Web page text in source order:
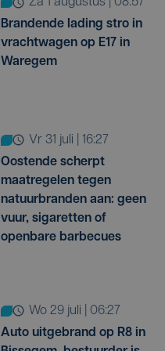
za 1 augustus | 08:57
Brandende lading stro in
vrachtwagen op E17 in
Waregem
vr 31 juli | 16:27
Oostende scherpt
maatregelen tegen
natuurbranden aan: geen
vuur, sigaretten of
openbare barbecues
wo 29 juli | 06:27
Auto uitgebrand op R8 in